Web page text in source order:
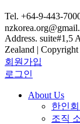
Tel. +64-9-443-
Address. suite#1,5
Zealand |
회원가입
로그인
About Us
한인
조직